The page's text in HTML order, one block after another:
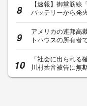
【速報】御堂筋線
バッテリーから
アメリカの連邦高
トハウスの所有者
「社会に出られる
川村葉音被告に無